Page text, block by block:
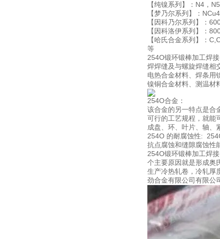
【纯镍系列】：N4，
【梦乃尔系列】：
【因科乃尔系列】：
【因科洛伊系列】：
【哈氏合金系列】：
等
254O锻环锻棒加工焊
焊焊缝及与螺旋焊缝
电热合金材料、焊条用
镍铜合金材料、测温材
254O合金：
该合金的另一特点是合
可行的工艺规程，就能
成盘、环、叶片、轴、
254O 的耐腐蚀性:
抗点腐蚀和缝隙腐蚀性
254O锻环锻棒加工焊
个主要原因就是形成奥
生产冷热轧卷，冷轧
劲合金有限公司有限公